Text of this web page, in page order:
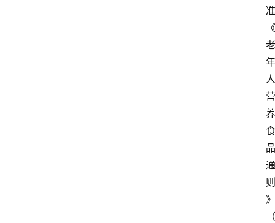
准
《
老
年
人
营
养
食
品
通
则
》
（